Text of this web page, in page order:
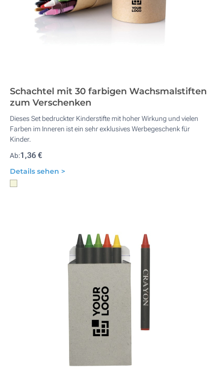
Schachtel mit 30 farbigen Wachsmalstiften
zum Verschenken
Dieses Set bedruckter Kinderstifte mit hoher Wirkung und vielen
Farben im Inneren ist ein sehr exklusives Werbegeschenk für
Kinder.
Ab:1,36 €
Details sehen >